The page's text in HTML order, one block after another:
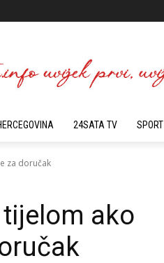
24SATA TV SPORT
za doručak
ako